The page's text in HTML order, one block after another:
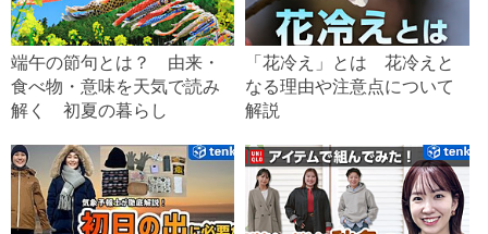
端午の節句とは？ 由来・
食べ物・意味を天気で読み
解く 初夏の暮らし
「花冷え」とは 花冷えと
なる理由や注意点について
解説